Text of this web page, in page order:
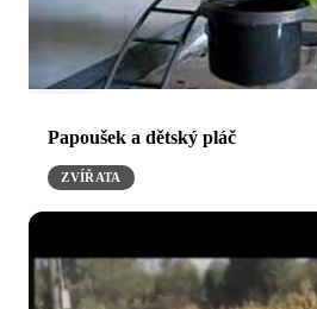
Papoušek a dětský pláč
ZVÍŘATA